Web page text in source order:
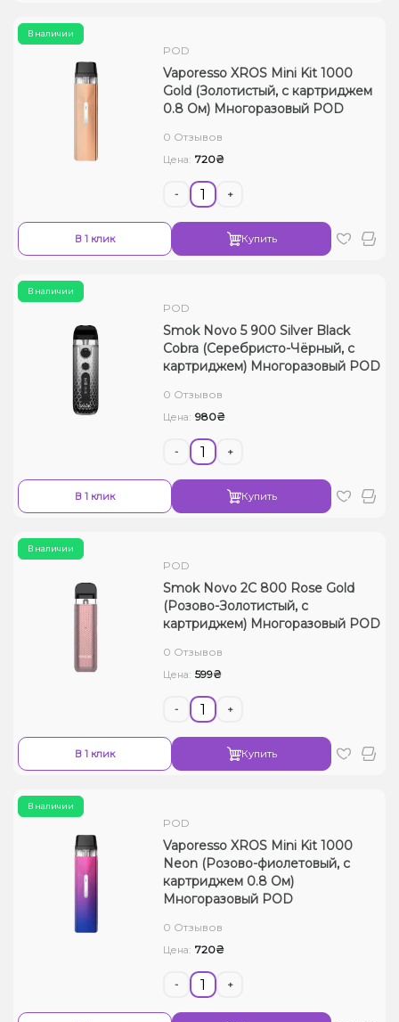
В наличии
POD
Vaporesso XROS Mini Kit 1000
Gold (Золотистый, с картриджем
0.8 Ом) Многоразовый POD
0 Отзывов
Цена: 720₴
- +
В 1 клик Купить
В наличии
POD
Smok Novo 5 900 Silver Black
Cobra (Серебристо-Чёрный, с
картриджем) Многоразовый POD
0 Отзывов
Цена: 980₴
- +
В 1 клик Купить
В наличии
POD
Smok Novo 2C 800 Rose Gold
(Розово-Золотистый, с
картриджем) Многоразовый POD
0 Отзывов
Цена: 599₴
- +
В 1 клик Купить
В наличии
POD
Vaporesso XROS Mini Kit 1000
Neon (Розово-фиолетовый, с
картриджем 0.8 Ом)
Многоразовый POD
0 Отзывов
Цена: 720₴
- +